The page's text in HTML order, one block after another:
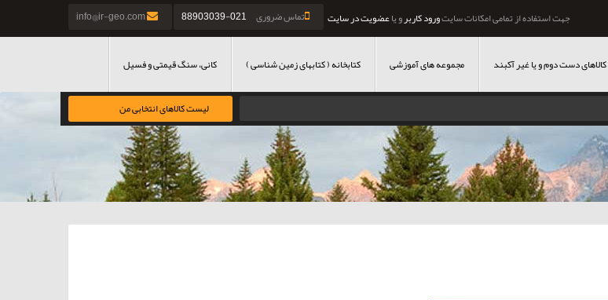
تماس ضروری 021-88903039 جهت استفاده از تمامی امکانات سایتورود کاربرو یاعضویت در سایت
کالاهای دست دوم و یا غیر آکبند مجموعه های آموزشی کتابخانه ( کتابهای زمین شناسی ) کانی، سنگ قیمتی و فسیل
لیست کالاهای انتخابی من